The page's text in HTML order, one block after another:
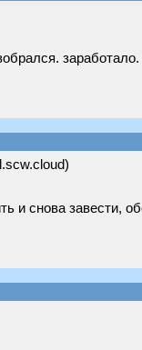
и снова завести,